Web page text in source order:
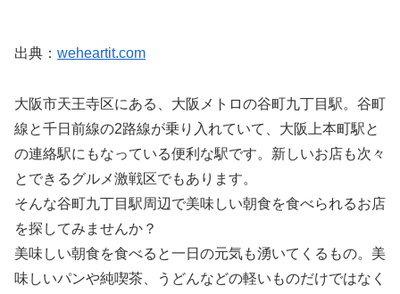
出典： weheartit.com
大阪市天王寺区にある、大阪メトロの谷町九丁目駅。谷町
線と千日前線の2路線が乗り入れていて、大阪上本町駅と
の連絡駅にもなっている便利な駅です。新しいお店も次々
とできるグルメ激戦区でもあります。
そんな谷町九丁目駅周辺で美味しい朝食を食べられるお店
を探してみませんか？
美味しい朝食を食べると一日の元気も湧いてくるもの。美
味しいパンや純喫茶、うどんなどの軽いものだけではなく